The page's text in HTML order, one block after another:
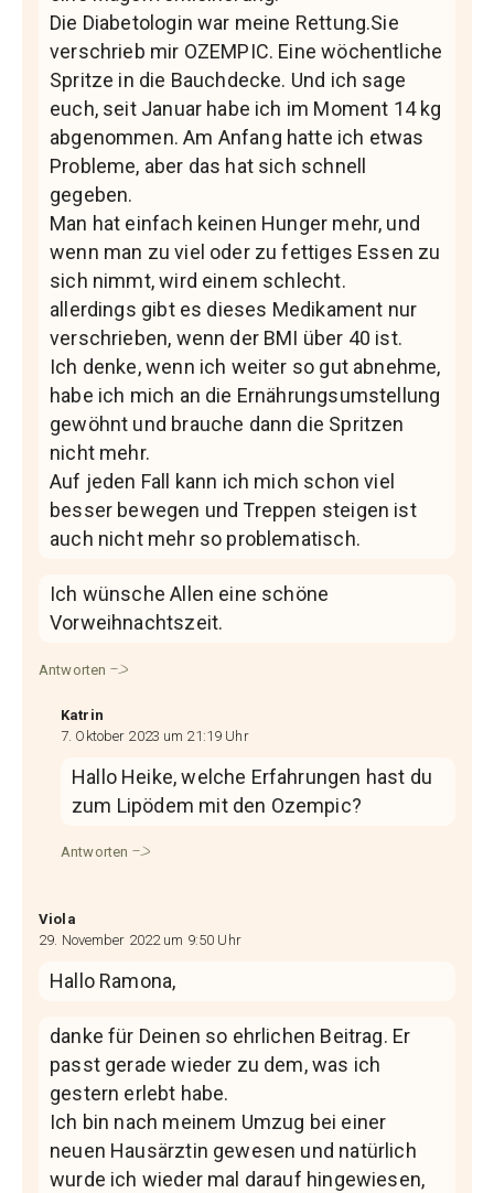
Die Diabetologin war meine Rettung.Sie
verschrieb mir OZEMPIC. Eine wöchentliche
Spritze in die Bauchdecke. Und ich sage
euch, seit Januar habe ich im Moment 14 kg
abgenommen. Am Anfang hatte ich etwas
Probleme, aber das hat sich schnell
gegeben.
Man hat einfach keinen Hunger mehr, und
wenn man zu viel oder zu fettiges Essen zu
sich nimmt, wird einem schlecht.
allerdings gibt es dieses Medikament nur
verschrieben, wenn der BMI über 40 ist.
Ich denke, wenn ich weiter so gut abnehme,
habe ich mich an die Ernährungsumstellung
gewöhnt und brauche dann die Spritzen
nicht mehr.
Auf jeden Fall kann ich mich schon viel
besser bewegen und Treppen steigen ist
auch nicht mehr so problematisch.
Ich wünsche Allen eine schöne
Vorweihnachtszeit.
Antworten
Katrin
7. Oktober 2023 um 21:19 Uhr
Hallo Heike, welche Erfahrungen hast du
zum Lipödem mit den Ozempic?
Antworten
Viola
29. November 2022 um 9:50 Uhr
Hallo Ramona,
danke für Deinen so ehrlichen Beitrag. Er
passt gerade wieder zu dem, was ich
gestern erlebt habe.
Ich bin nach meinem Umzug bei einer
neuen Hausärztin gewesen und natürlich
wurde ich wieder mal darauf hingewiesen,